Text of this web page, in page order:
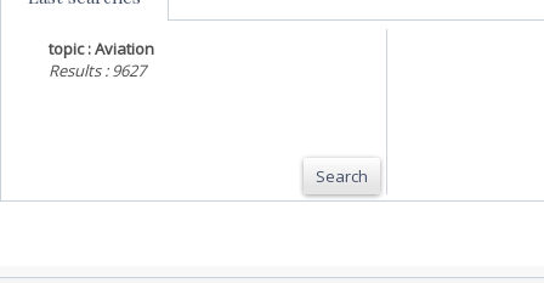
topic : Aviation
Results : 9627
Search